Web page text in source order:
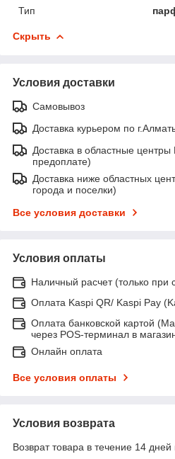
Тип
Скрыть
Условия доставки
Самовывоз
Доставка курьером по
Доставка в областные
предоплате)
Доставка ниже областных
города и поселки)
Все условия доставки
Условия оплаты
Наличный расчет (только при
Оплата Kaspi QR/ Kaspi Pay
Оплата банковской картой
через POS-терминал в
Онлайн оплата
Все условия оплаты
Условия возврата
Возврат товара в течение 14 дней